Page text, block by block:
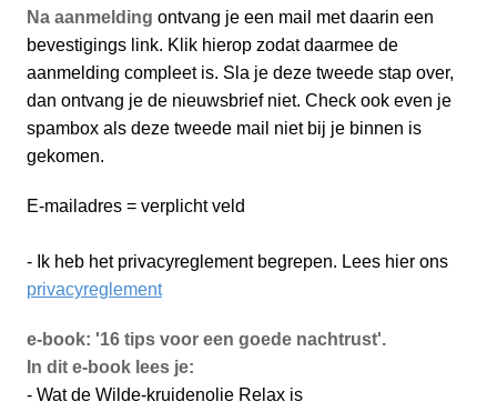
Na aanmelding ontvang je een mail met daarin een
bevestigings link. Klik hierop zodat daarmee de
aanmelding compleet is. Sla je deze tweede stap over,
dan ontvang je de nieuwsbrief niet. Check ook even je
spambox als deze tweede mail niet bij je binnen is
gekomen.
E-mailadres = verplicht veld
- Ik heb het privacyreglement begrepen. Lees hier ons
privacyreglement
e-book: '16 tips voor een goede nachtrust'.
In dit e-book lees je:
- Wat de Wilde-kruidenolie Relax is